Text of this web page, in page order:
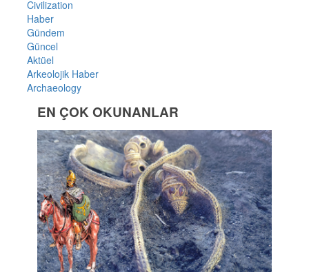
Civilization
Haber
Gündem
Güncel
Aktüel
Arkeolojik Haber
Archaeology
EN ÇOK OKUNANLAR